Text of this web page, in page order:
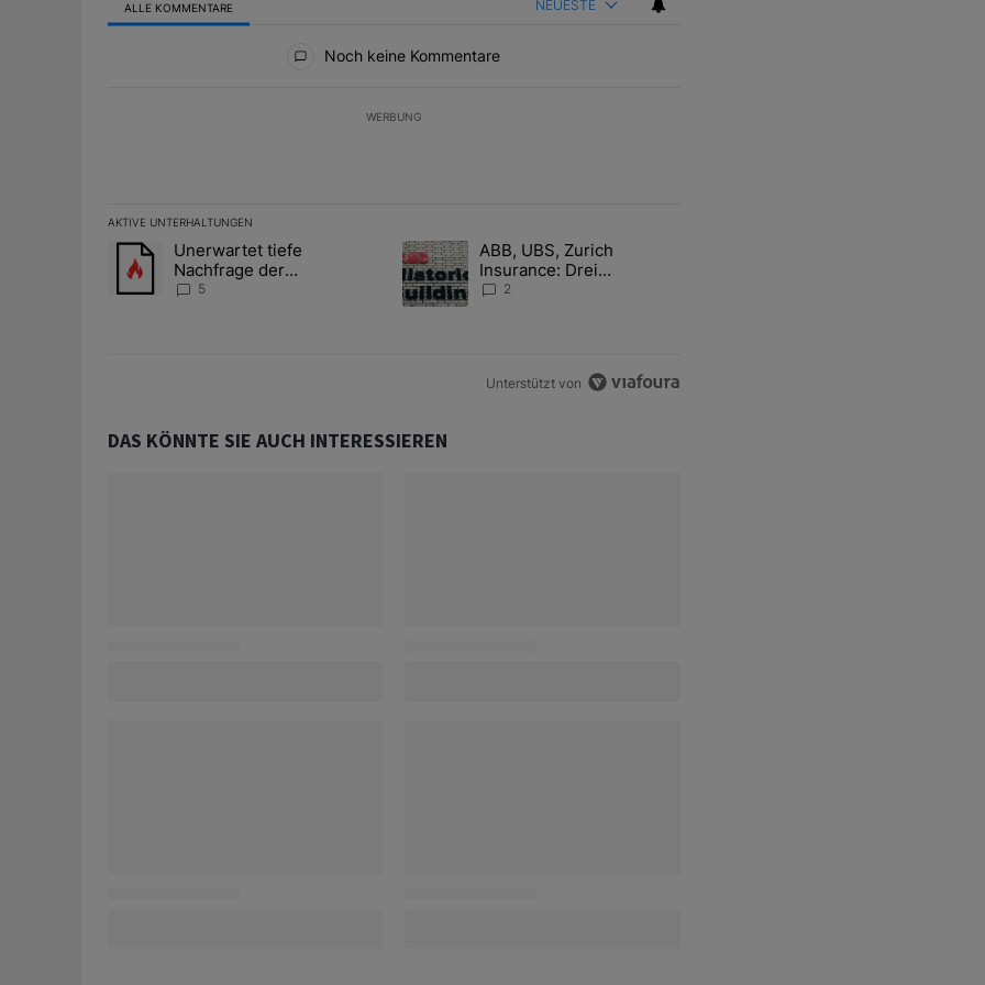
ALLE KOMMENTARE NEUESTE
Noch keine Kommentare
WERBUNG
AKTIVE UNTERHALTUNGEN
Das Folgende ist eine Liste der am meisten kommentierten Artikel der letzten 7 days.
Ein Trendartikel mit dem Titel "Unerwartet tiefe Nachfrage der Zentralbanken könnte Goldpreis weiter belasten" mit 5
Unerwartet tiefe
Nachfrage der
Zentralbanken könnte
5
Ein Trendartikel mit dem Titel "ABB, UBS, Zurich Insurance: Drei Schweizer
ABB, UBS, Zurich
Insurance: Drei
Schweizer Aktien auf der
2
Unterstützt von
DAS KÖNNTE SIE AUCH INTERESSIEREN